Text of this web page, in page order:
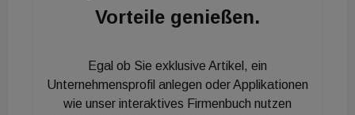
und Immobilienprofis werden wir die Geschäfte
Immobilienprojekte realisieren“, so Widhofner, CEO
der wieninvest Group. Martin Hartusch ergänzt:
„Diese Partnerschaft eröffnet zahlreiche
Vorteile genießen.
Egal ob Sie exklusive Artikel, ein
Unternehmensprofil anlegen oder Applikationen
wie unser interaktives Firmenbuch nutzen